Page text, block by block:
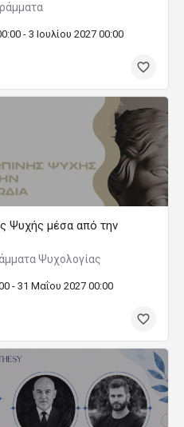
- 3 Ιουλίου 2027 00:00
Ψυχής μέσα από την
Ψυχολογίας
- 31 Μαΐου 2027 00:00